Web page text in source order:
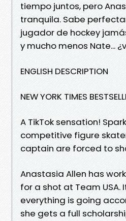
tiempo juntos, pero
tranquila. Sabe
jugador de hockey
y mucho menos Nate...
ENGLISH DESCRIPTION
NEW YORK TIMES
A TikTok sensation!
competitive figure
captain are forced to
Anastasia Allen has
for a shot at Team USA.
everything is going
she gets a full